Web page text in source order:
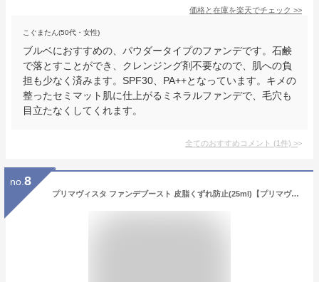
価格と在庫を楽天でチェック >>
こぐまたん(50代・女性)
ブルベにおすすめの、パウダータイプのファンデです。石鹸
で落とすことができ、クレンジング剤不要なので、肌への負
担も少なく済みます。SPF30、PA++となっています。キメの
整ったセミマット肌に仕上がるミネラルファンデで、毛穴も
目立たなくしてくれます。
全てのおすすめコメント (1件) >
no. 8
プリマヴィスタ ファンデブースト 皮脂くずれ防止(25ml)【プリマヴィスタ(Primavista)】[プリマ 持続 テカらない くずれない 下地 化粧下地]